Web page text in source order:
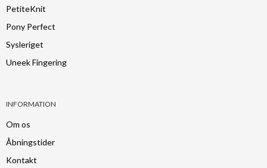
PetiteKnit
Pony Perfect
Sysleriget
Uneek Fingering
INFORMATION
Om os
Åbningstider
Kontakt